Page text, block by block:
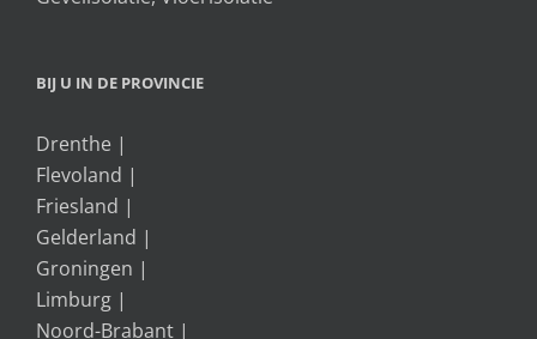
BIJ U IN DE PROVINCIE
Drenthe |
Flevoland |
Friesland |
Gelderland |
Groningen |
Limburg |
Noord-Brabant |